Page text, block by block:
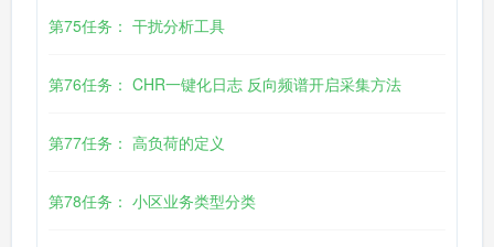
第75任务： 干扰分析工具
第76任务： CHR一键化日志 反向频谱开启采集方法
第77任务： 高负荷的定义
第78任务： 小区业务类型分类